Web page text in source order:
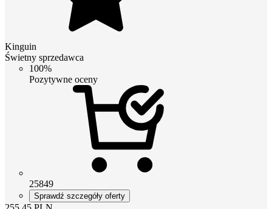
Kinguin
Świetny sprzedawca
100%
Pozytywne oceny
25849
Sprawdź szczegóły oferty